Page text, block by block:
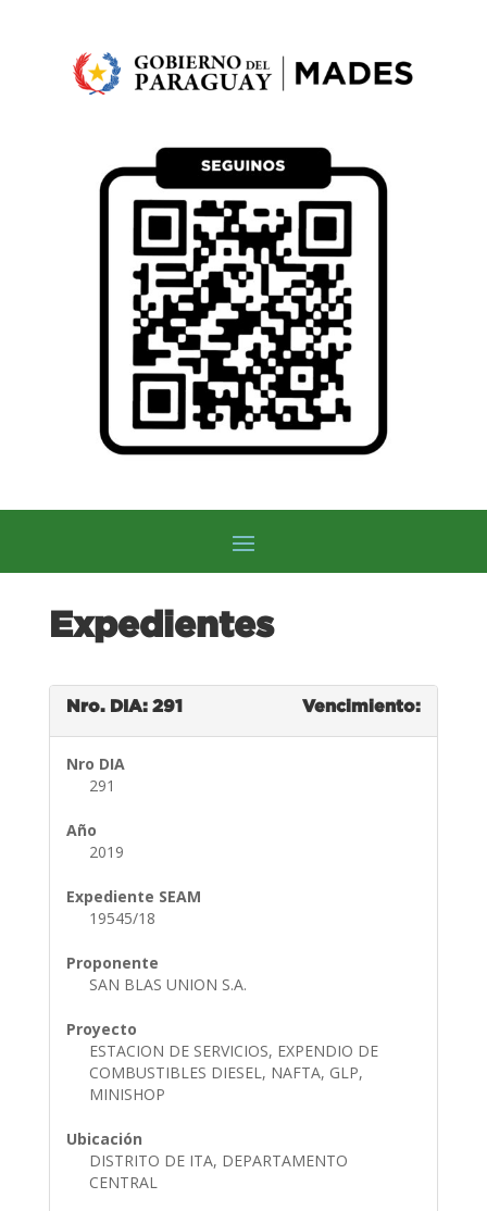
Expedientes
Nro. DIA: 291 Vencimiento:
Nro DIA
291
Año
2019
Expediente SEAM
19545/18
Proponente
SAN BLAS UNION S.A.
Proyecto
ESTACION DE SERVICIOS, EXPENDIO DE
COMBUSTIBLES DIESEL, NAFTA, GLP,
MINISHOP
Ubicación
DISTRITO DE ITA, DEPARTAMENTO
CENTRAL